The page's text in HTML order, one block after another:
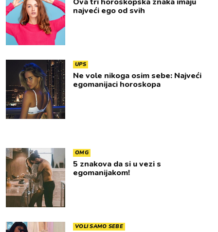
najveći ego od svih
UPS
Ne vole nikoga osim sebe: Najveći
egomanijaci horoskopa
OMG
5 znakova da si u vezi s
egomanijakom!
VOLI SAMO SEBE